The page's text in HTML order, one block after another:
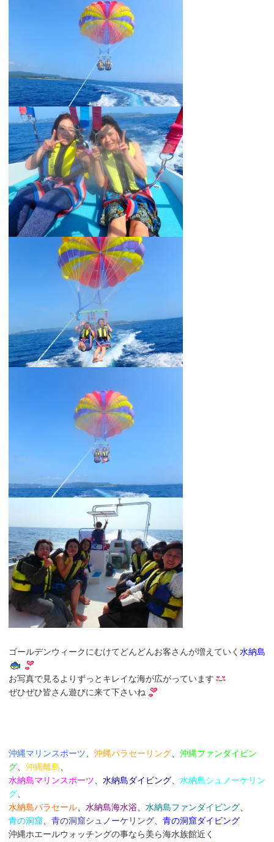
ゴールデンウィークにむけてどんどんお客さんが増えていく 水納島
お写真で見るよりずっとキレイな海が広がっています
ぜひぜひ皆さん遊びに来て下さいね
沖縄マリンスポーツ 沖縄パラセーリング
沖縄ファンダイビン
グ
沖縄離島
水納島マリンスポーツ
水納島ダイビング
水納島シュノーケリン
グ
水納島パラセール
水納島海水浴 水納島ファンダイビング
青の洞窟
青の洞窟シュノーケリング
青の洞窟ダイビング
沖縄ホエールウォッチングの事なら美ら海水族館近く